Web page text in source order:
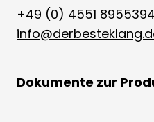
+49 (0) 4551 8955394
Dokumente zur